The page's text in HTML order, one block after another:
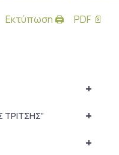
Εκτύπωση 🖨
PDF 📄
+
+
+